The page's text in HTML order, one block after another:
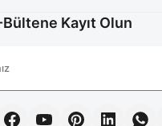
Bültene Kayıt Olun